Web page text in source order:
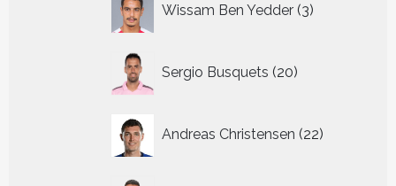
Wissam Ben Yedder 3
producten
Sergio Busquets 20
producten
Andreas Christensen 22
producten